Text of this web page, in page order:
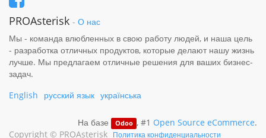
PROAsterisk - О нас
Мы - команда влюбленных в свою работу людей, и наша цель
- разработка отличных продуктов, которые делают нашу жизнь
лучше. Мы предлагаем отличные решения для ваших бизнес-
задач.
English
русский язык українська
На базе Odoo , #1 Open Source eCommerce.
Copyright © PROAsterisk Политика конфиденциальности